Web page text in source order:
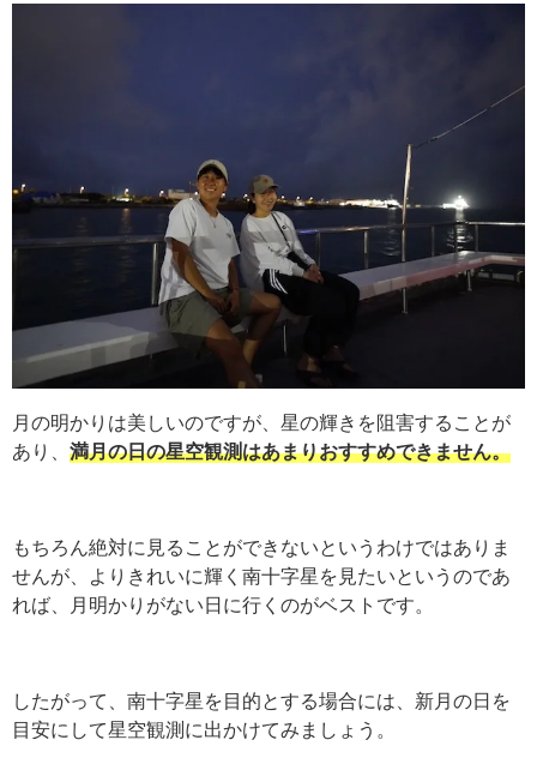
月の明かりは美しいのですが、星の輝きを阻害することが
あり、 満月の日の星空観測はあまりおすすめできません。
もちろん絶対に見ることができないというわけではありま
せんが、よりきれいに輝く南十字星を見たいというのであ
れば、月明かりがない日に行くのがベストです。
したがって、南十字星を目的とする場合には、新月の日を
目安にして星空観測に出かけてみましょう。